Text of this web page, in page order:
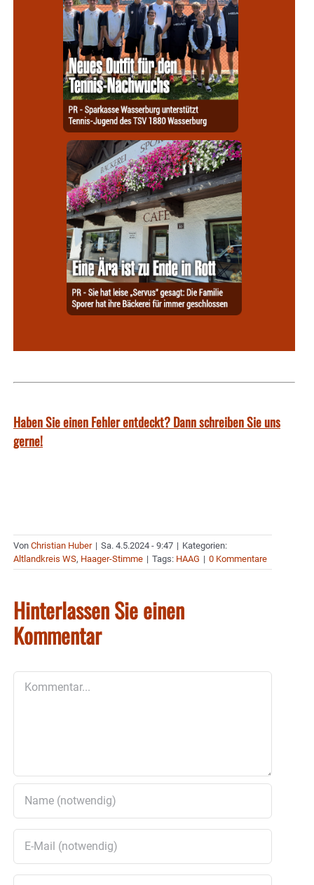
Haben Sie einen Fehler entdeckt? Dann schreiben Sie uns
gerne!
Von Christian Huber | Sa. 4.5.2024 - 9:47 | Kategorien:
Altlandkreis WS, Haager-Stimme | Tags: HAAG | 0 Kommentare
Hinterlassen Sie einen
Kommentar